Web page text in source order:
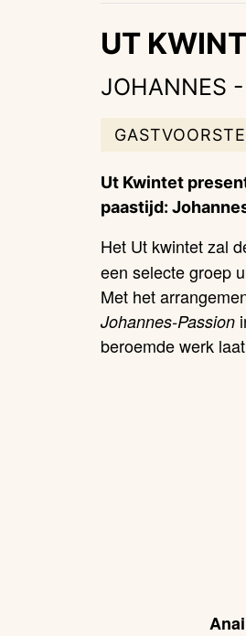
UT
JOHANNES
Ut Kwintet
paastijd:
Het Ut kwintet zal
een selecte groep
Met het
Johannes-Passion
beroemde werk